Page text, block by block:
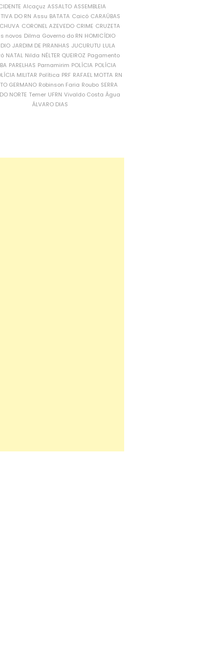
Alcaçuz ASSALTO ASSEMBLEIA
DO RN Assu BATATA Caicó CARAÚBAS
CORONEL AZEVEDO CRIME CRUZETA
novos Dilma Governo do RN HOMICÍDIO
JARDIM DE PIRANHAS JUCURUTU LULA
NATAL Nilda NÉLTER QUEIROZ Pagamento
PARELHAS Parnamirim POLÍCIA POLÍCIA
MILITAR Política PRF RAFAEL MOTTA RN
GERMANO Robinson Faria Roubo SERRA
NORTE Temer UFRN Vivaldo Costa Água
ÁLVARO DIAS